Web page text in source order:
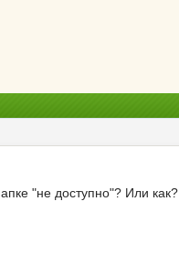
"не доступно"? Или как?